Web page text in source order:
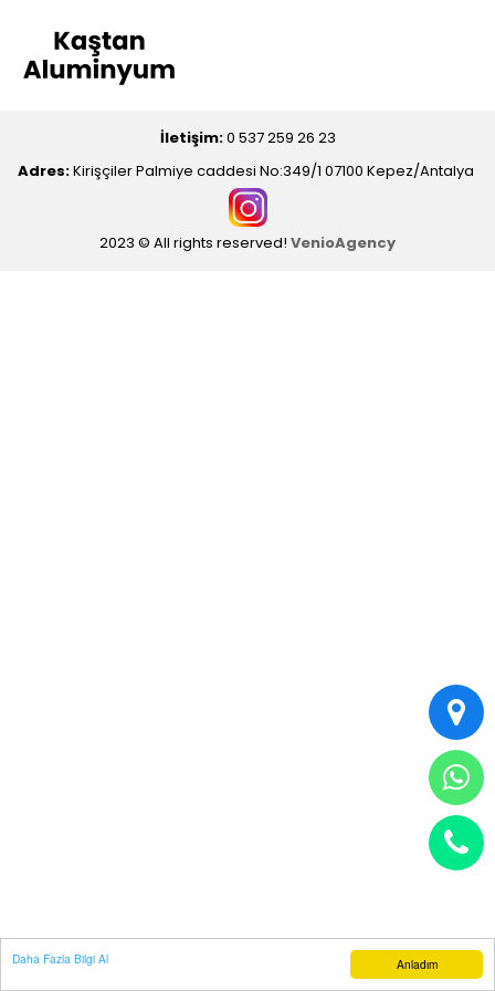
Anladım
Daha Fazla Bilgi Al
İletişim:0 537 259 26 23
Adres:Kirişçiler Palmiye caddesi No:349/1 07100 Kepez/Antalya
2023 © All rights reserved! VenioAgency